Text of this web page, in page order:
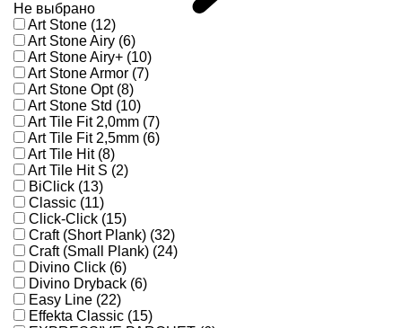
Не выбрано
Art Stone (12)
Art Stone Airy (6)
Art Stone Airy+ (10)
Art Stone Armor (7)
Art Stone Opt (8)
Art Stone Std (10)
Art Tile Fit 2,0mm (7)
Art Tile Fit 2,5mm (6)
Art Tile Hit (8)
Art Tile Hit S (2)
BiClick (13)
Classic (11)
Click-Click (15)
Craft (Short Plank) (32)
Craft (Small Plank) (24)
Divino Click (6)
Divino Dryback (6)
Easy Line (22)
Effekta Classic (15)